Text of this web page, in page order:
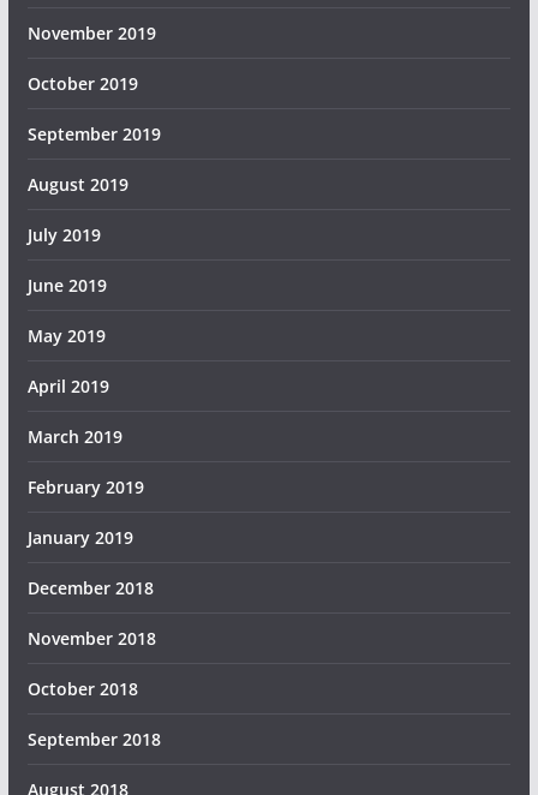
November 2019
October 2019
September 2019
August 2019
July 2019
June 2019
May 2019
April 2019
March 2019
February 2019
January 2019
December 2018
November 2018
October 2018
September 2018
August 2018